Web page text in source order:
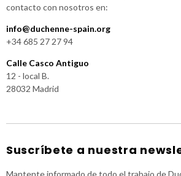
contacto con nosotros en:
info@duchenne-spain.org
+34 685 27 27 94
Calle Casco Antiguo
12 - local B.
28032 Madrid
Suscríbete a nuestra
Mantente informado de todo el trabajo de